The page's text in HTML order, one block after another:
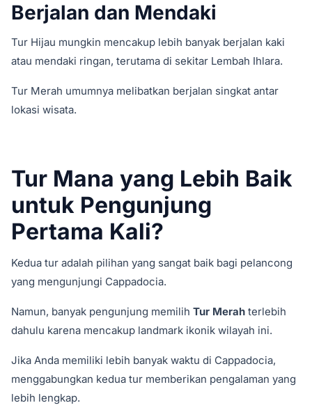
Berjalan dan Mendaki
Tur Hijau mungkin mencakup lebih banyak berjalan kaki
atau mendaki ringan, terutama di sekitar Lembah Ihlara.
Tur Merah umumnya melibatkan berjalan singkat antar
lokasi wisata.
Tur Mana yang Lebih Baik
untuk Pengunjung
Pertama Kali?
Kedua tur adalah pilihan yang sangat baik bagi pelancong
yang mengunjungi Cappadocia.
Namun, banyak pengunjung memilih Tur Merah terlebih
dahulu karena mencakup landmark ikonik wilayah ini.
Jika Anda memiliki lebih banyak waktu di Cappadocia,
menggabungkan kedua tur memberikan pengalaman yang
lebih lengkap.